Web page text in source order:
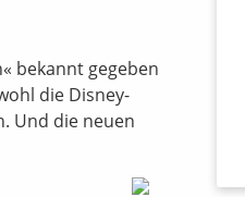
bekannt gegeben
die Disney-
Und die neuen